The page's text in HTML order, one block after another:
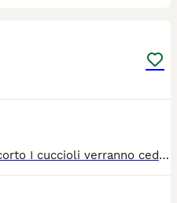
Disponibili 4 chihuahua pelo corto I cuccioli verranno ceduti dopo gli 80 90 giorni dalla nascita. Vaccini microchip e certificato medico veterinario di buona salute e kit cucciolo